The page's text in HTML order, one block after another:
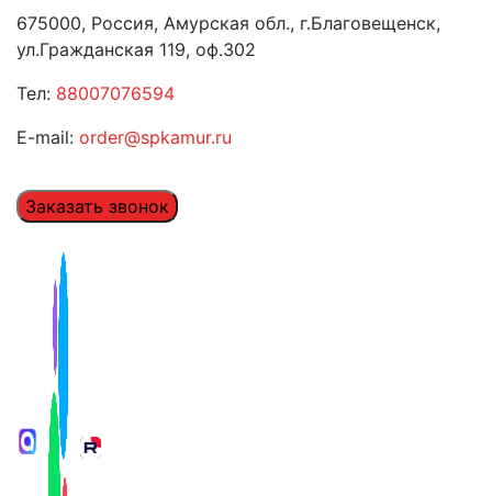
675000, Россия, Амурская обл., г.Благовещенск,
ул.Гражданская 119, оф.302
Тел: 88007076594
E-mail: order@spkamur.ru
Заказать звонок